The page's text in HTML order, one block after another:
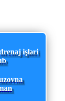
işləri